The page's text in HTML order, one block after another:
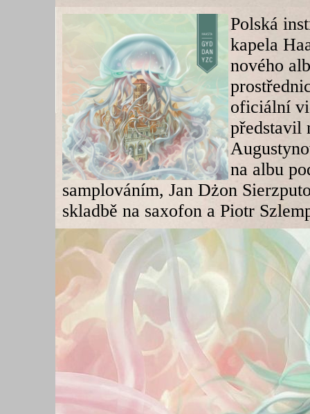
Polská
kapela
nového
oficiální
představil
na albu
samplováním, Jan Dżon
skladbě na saxofon a Piotr